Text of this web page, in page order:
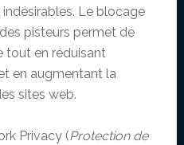
Le blocage
pisteurs permet de
tout en réduisant
en augmentant la
sites web.
Privacy (Protection de